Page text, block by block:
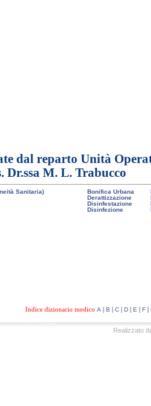
dal reparto Unità
Dr.ssa M. L. Trabucco
Sanitaria) Bonifica Urbana
Derattizzazione
Disinfestazione
Disinfezione
Indice dizionario medico A | B | C| D| E | F|
Realizzato